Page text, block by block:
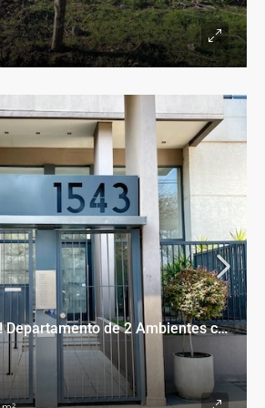
OPORTUNIDAD!!! Departamento de 2 Ambientes con Cochera en Banfield Este